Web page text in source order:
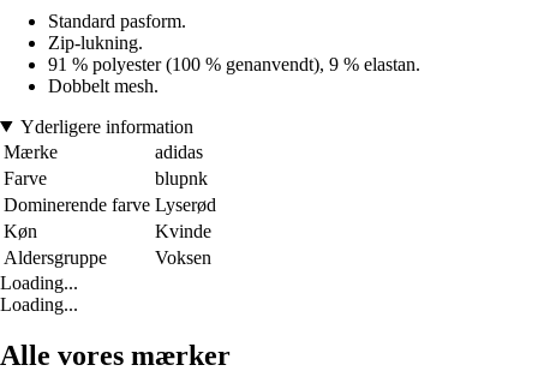
Standard pasform.
Zip-lukning.
91 % polyester (100 % genanvendt), 9 % elastan.
Dobbelt mesh.
Yderligere information
Mærke
adidas
Farve
blupnk
Dominerende farve Lyserød
Køn
Kvinde
Aldersgruppe
Voksen
Loading...
Loading...
Alle vores mærker